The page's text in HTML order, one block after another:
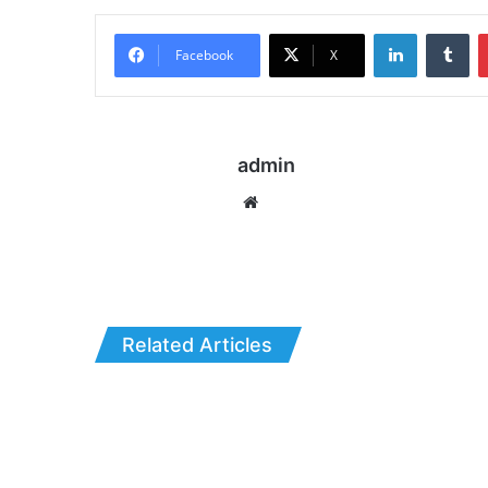
Facebook X
LinkedIn
admin
Related Articles